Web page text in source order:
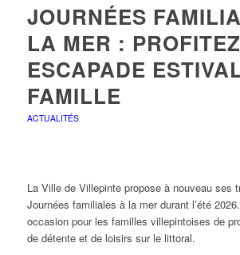
JOURNÉES
LA MER :
ESCAPADE
FAMILLE
ACTUALITÉS
La Ville de Villepinte propose à nouveau ses
Journées familiales à la mer durant l’été
occasion pour les familles villepintoises de
de détente et de loisirs sur le littoral.